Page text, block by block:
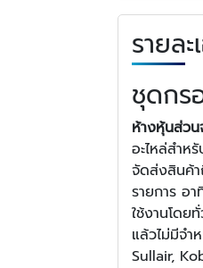
รายล
ชุดกร
ห้างหุ้นส่ว
อะไหล่สำห
จัดส่งสินค้า
รายการ อ
ใช้งานโดย
แล้วไม่มีจ
Sullair,